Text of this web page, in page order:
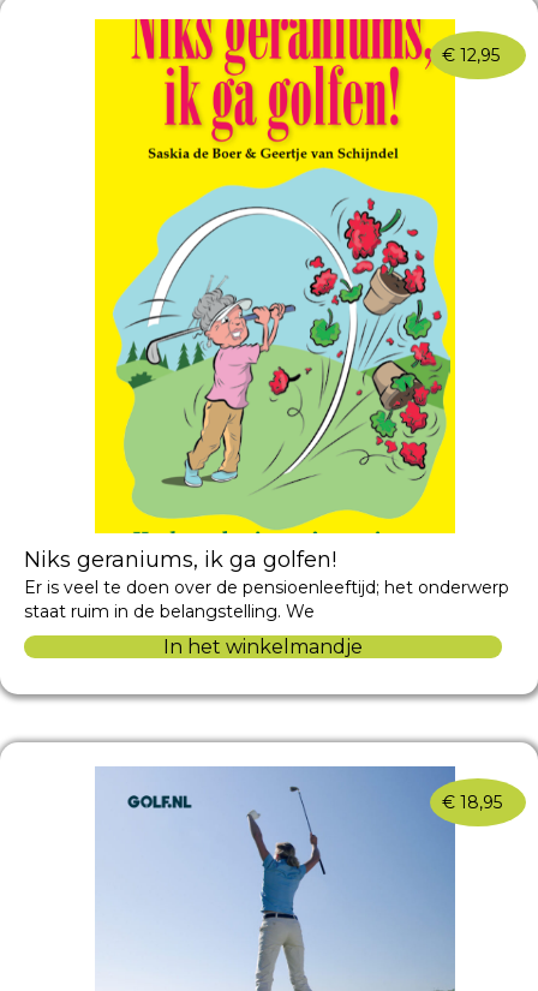
€ 12,95
Niks geraniums, ik ga golfen!
Er is veel te doen over de pensioenleeftijd; het onderwerp
staat ruim in de belangstelling. We
In het winkelmandje
€ 18,95